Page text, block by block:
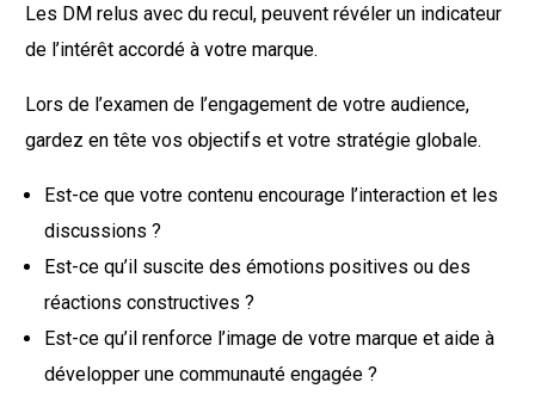
Les DM relus avec du recul, peuvent révéler un indicateur
de l’intérêt accordé à votre marque.
Lors de l’examen de l’engagement de votre audience,
gardez en tête vos objectifs et votre stratégie globale.
Est-ce que votre contenu encourage l’interaction et les
discussions ?
Est-ce qu’il suscite des émotions positives ou des
réactions constructives ?
Est-ce qu’il renforce l’image de votre marque et aide à
développer une communauté engagée ?